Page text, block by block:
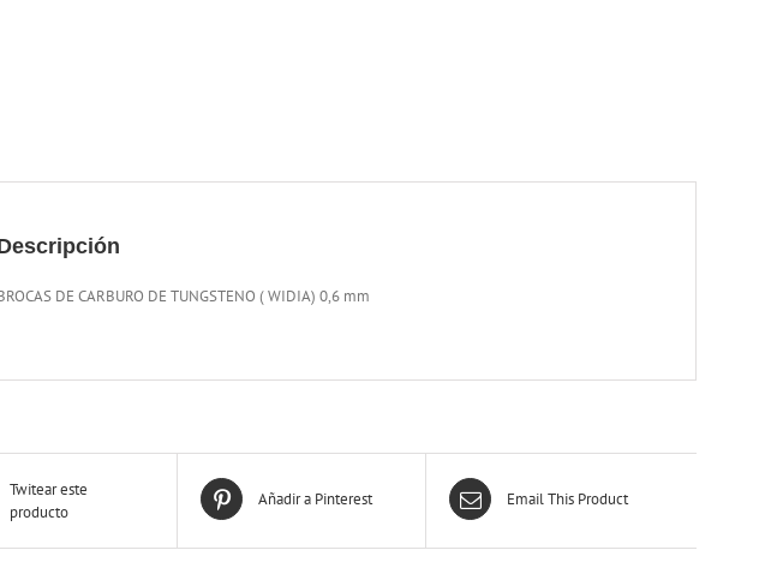
DE CARBURO DE TUNGSTENO ( WIDIA) 0,6 mm
Twitear este
producto
Añadir a Pinterest Email This Product